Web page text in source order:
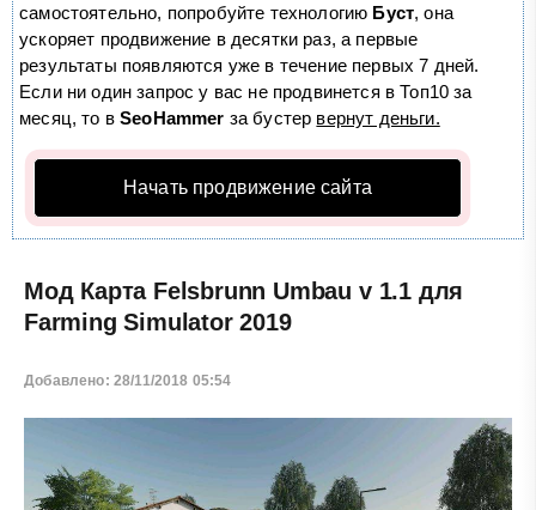
самостоятельно, попробуйте технологию Буст, она
ускоряет продвижение в десятки раз, а первые
результаты появляются уже в течение первых 7 дней.
Если ни один запрос у вас не продвинется в Топ10 за
месяц, то вSeoHammer за бустер вернут деньги.
Начать продвижение сайта
Мод Карта Felsbrunn Umbau v 1.1 для
Farming Simulator 2019
Добавлено: 28/11/2018 05:54